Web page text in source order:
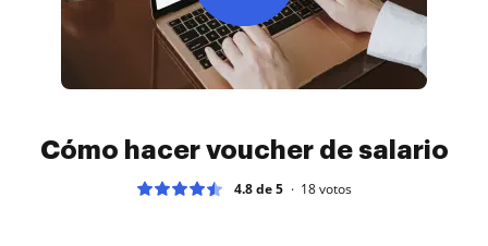
Cómo hacer voucher de salario
4.8 de 5 18votos